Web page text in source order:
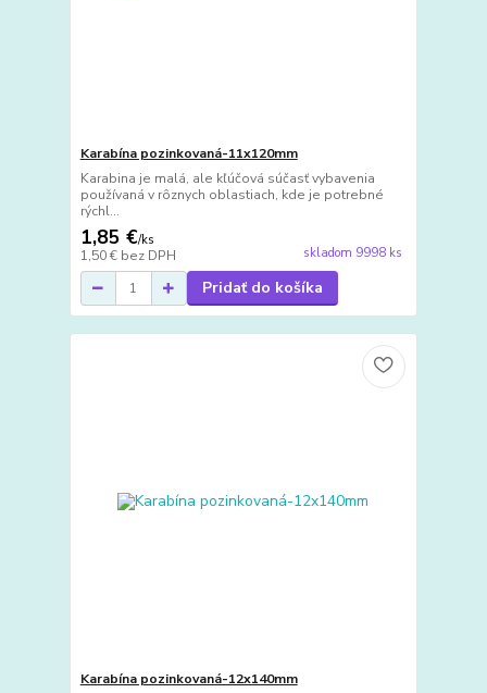
Karabína pozinkovaná-11x120mm
Karabina je malá, ale kľúčová súčasť vybavenia
používaná v rôznych oblastiach, kde je potrebné
rýchl...
1,85 €/ks
1,50 € bez DPH skladom 9998 ks
Pridať do košíka
Karabína pozinkovaná-12x140mm